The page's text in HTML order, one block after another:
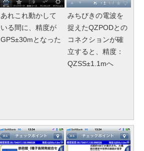
あれこれ動かして
いる間に、精度が
GPS±30mとなった
みちびきの電波を
捉えたQZPODとの
コネクションが確
立すると、精度：
QZSS±1.1mへ